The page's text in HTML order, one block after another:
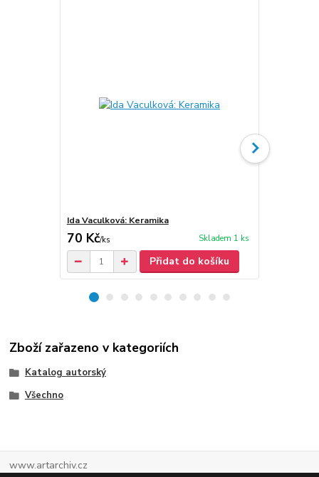
Ida Vaculková: Keramika
70 Kč/ks Skladem 1 ks
Přidat do košíku
Zboží zařazeno v kategoriích
Katalog autorský
Všechno
www.artarchiv.cz